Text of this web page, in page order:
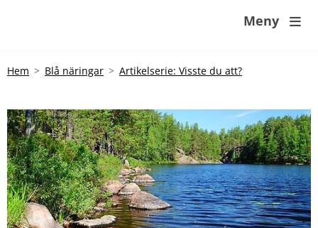
Meny 
Hem Blå näringar Artikelserie: Visste du att?